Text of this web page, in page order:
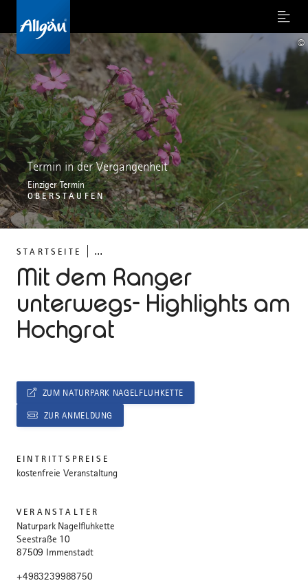
Menu
STARTSEITE ...
Mit dem Ranger
unterwegs- Highlights am
Hochgrat
Termin in der Vergangenheit
Einziger Termin
OBERSTAUFEN
©
ZUM NATURPARK NAGELFLUHKETTE
ZUR ANMELDUNG
EINTRITTSPREISE
kostenfreie Veranstaltung
VERANSTALTER
Naturpark Nagelfluhkette
Seestraße 10
87509 Immenstadt
+4983239988750